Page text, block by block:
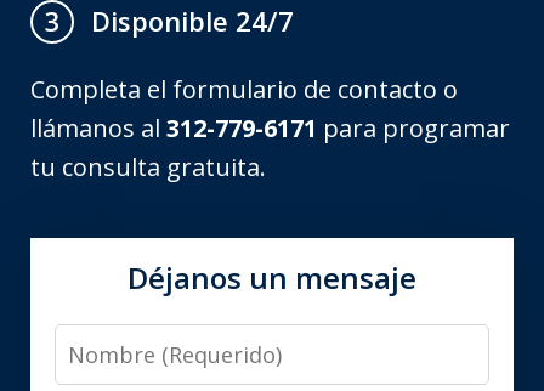
3
Disponible 24/7
Completa el formulario de contacto o
llámanos al 312-779-6171 para programar
tu consulta gratuita.
Déjanos un mensaje
Nombre